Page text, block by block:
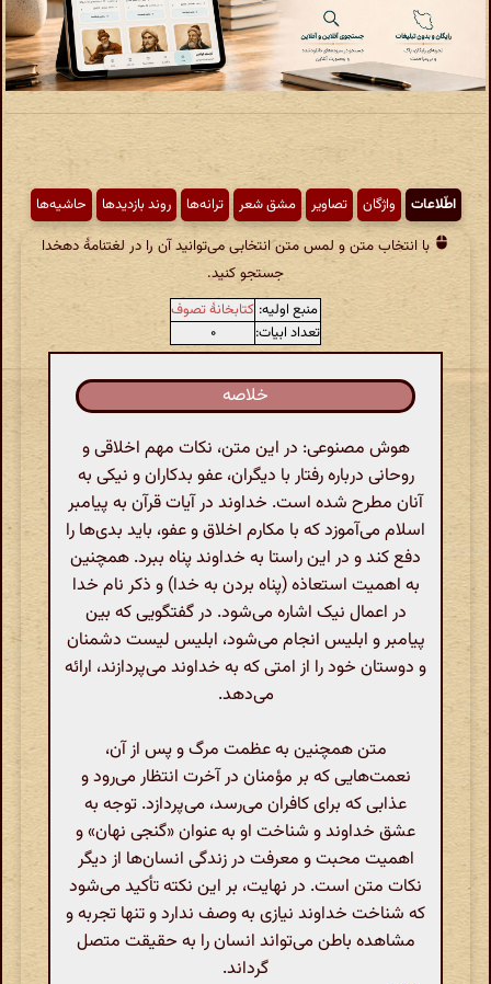
اطّلاعات واژگان تصاویر مشق شعر ترانه‌ها روند بازدیدها حاشیه‌ها
با انتخاب متن و لمس متن انتخابی می‌توانید آن را در لغتنامهٔ دهخدا
جستجو کنید.
منبع اولیه: کتابخانهٔ تصوف
تعداد ابیات:
۰
خلاصه
هوش مصنوعی: در این متن، نکات مهم اخلاقی و
روحانی درباره رفتار با دیگران، عفو بدکاران و نیکی به
آنان مطرح شده است. خداوند در آیات قرآن به پیامبر
اسلام می‌آموزد که با مکارم اخلاق و عفو، باید بدی‌ها را
دفع کند و در این راستا به خداوند پناه ببرد. همچنین
به اهمیت استعاذه (پناه بردن به خدا) و ذکر نام خدا
در اعمال نیک اشاره می‌شود. در گفتگویی که بین
پیامبر و ابلیس انجام می‌شود، ابلیس لیست دشمنان
و دوستان خود را از امتی که به خداوند می‌پردازند، ارائه
می‌دهد.
متن همچنین به عظمت مرگ و پس از آن،
نعمت‌هایی که بر مؤمنان در آخرت انتظار می‌رود و
عذابی که برای کافران می‌رسد، می‌پردازد. توجه به
عشق خداوند و شناخت او به عنوان «گنجی نهان» و
اهمیت محبت و معرفت در زندگی انسان‌ها از دیگر
نکات متن است. در نهایت، بر این نکته تأکید می‌شود
که شناخت خداوند نیازی به وصف ندارد و تنها تجربه و
مشاهده باطن می‌تواند انسان را به حقیقت متصل
گرداند.